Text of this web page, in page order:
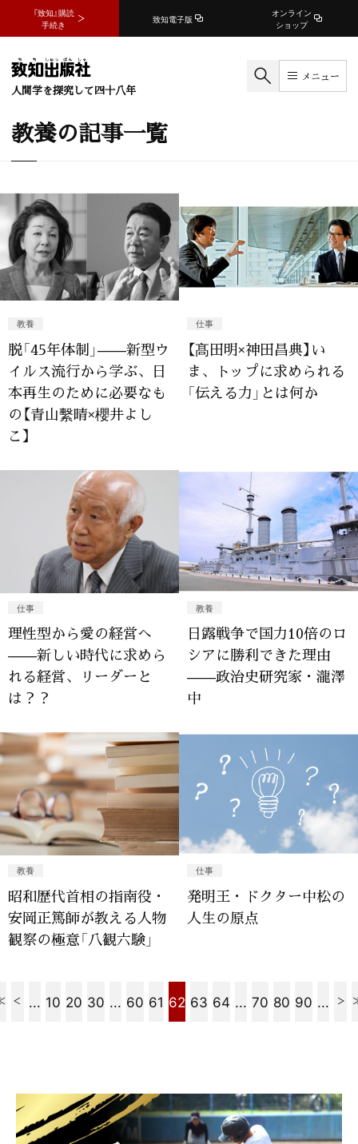
『致知』購読
手続き
致知電子版
オンライン
ショップ
人間学を探究して四十八年
メニュー
教養の記事一覧
教養
脱「45年体制」——新型ウ
イルス流行から学ぶ、日
本再生のために必要なも
の【青山繫晴×櫻井よし
こ】
仕事
【髙田明×神田昌典】い
ま、トップに求められる
「伝える力」とは何か
仕事
理性型から愛の経営へ
——新しい時代に求めら
れる経営、リーダーと
は？？
教養
日露戦争で国力10倍のロ
シアに勝利できた理由
——政治史研究家・瀧澤
中
教養
昭和歴代首相の指南役・
安岡正篤師が教える人物
観察の極意「八観六験」
仕事
発明王・ドクター中松の
人生の原点
... 10 20 30 ... 60 61 62 63 64 ... 70 80 90 ...